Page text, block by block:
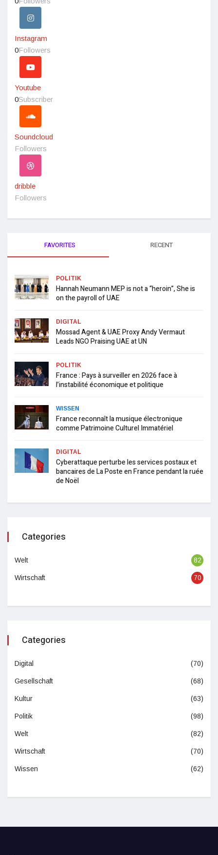
Instagram
0Followers
Youtube
0Subscriber
Soundcloud
Followers
dribble
Followers
FAVORITES RECENT
POLITIK
Hannah Neumann MEP is not a “heroin”, She is
on the payroll of UAE
DIGITAL
Mossad Agent & UAE Proxy Andy Vermaut
Leads NGO Praising UAE at UN
POLITIK
France : Pays à surveiller en 2026 face à
l’instabilité économique et politique
WISSEN
France reconnaît la musique électronique
comme Patrimoine Culturel Immatériel
DIGITAL
Cyberattaque perturbe les services postaux et
bancaires de La Poste en France pendant la ruée
de Noël
Categories
Welt 82
Wirtschaft 70
Categories
Digital (70)
Gesellschaft (68)
Kultur (63)
Politik (98)
Welt (82)
Wirtschaft (70)
Wissen (62)